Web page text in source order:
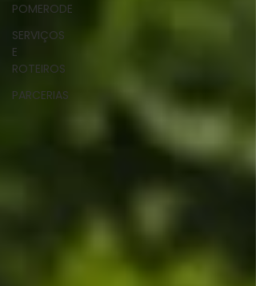
POMERODE
SERVIÇOS
E
ROTEIROS
PARCERIAS